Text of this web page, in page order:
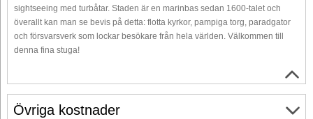
sightseeing med turbåtar. Staden är en marinbas sedan 1600-talet och
överallt kan man se bevis på detta: flotta kyrkor, pampiga torg, paradgator
och försvarsverk som lockar besökare från hela världen. Välkommen till
denna fina stuga!
Övriga kostnader